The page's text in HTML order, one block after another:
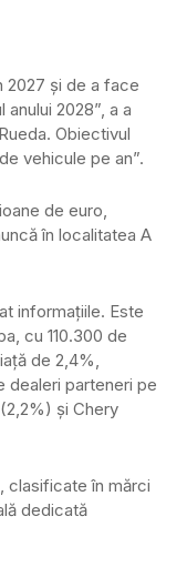
2027 și de a face
2028”, a a
Obiectivul
vehicule pe an”.
de euro,
în localitatea A
informațiile. Este
cu 110.300 de
de 2,4%,
dealeri parteneri pe
și Chery
clasificate în mărci
dedicată